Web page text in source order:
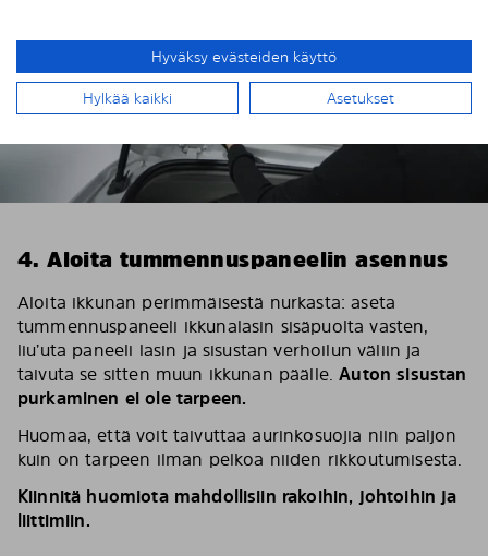
4. Aloita tummennuspaneelin asennus
Aloita ikkunan perimmäisestä nurkasta: aseta
tummennuspaneeli ikkunalasin sisäpuolta vasten,
liu’uta paneeli lasin ja sisustan verhoilun väliin ja
taivuta se sitten muun ikkunan päälle.Auton sisustan
purkaminen ei ole tarpeen.
Huomaa, että voit taivuttaa aurinkosuojia niin paljon
kuin on tarpeen ilman pelkoa niiden rikkoutumisesta.
Kiinnitä huomiota mahdollisiin rakoihin, johtoihin ja
liittimiin.
Hyväksy evästeiden käyttö
Hylkää kaikki Asetukset